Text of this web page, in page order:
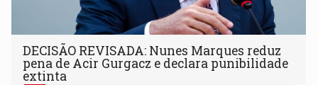
DECISÃO REVISADA: Nunes Marques reduz
pena de Acir Gurgacz e declara punibilidade
extinta